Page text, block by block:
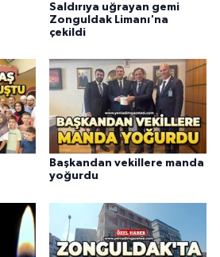
Saldırıya uğrayan gemi
Zonguldak Limanı'na
çekildi
Başkandan vekillere manda
yoğurdu